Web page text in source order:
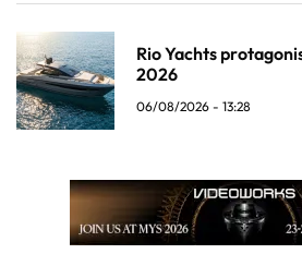
Rio Yachts
2026
06/08/2026 - 13:28